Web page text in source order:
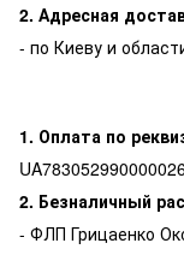
2. Адресная
- по Киеву и
1. Оплата по
2. Безналичный
- ФЛП Грицаенко